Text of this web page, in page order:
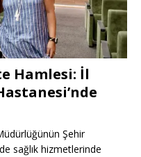
Hamlesi: İl
Şehir
sağlık hizmetlerinde